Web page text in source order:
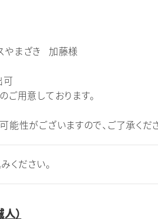
スやまざき 加藤様
可
ご用意しております。
性がございますので、ご了承くだ
ください。
）